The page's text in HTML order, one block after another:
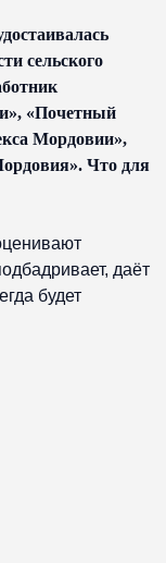
сельского
«Почетный
Мордовии»,
Что для
даёт
будет